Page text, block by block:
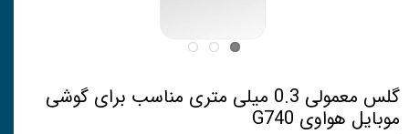
گلس معمولی 0.3 میلی متری مناسب برای گوشی
موبایل هواوی G740